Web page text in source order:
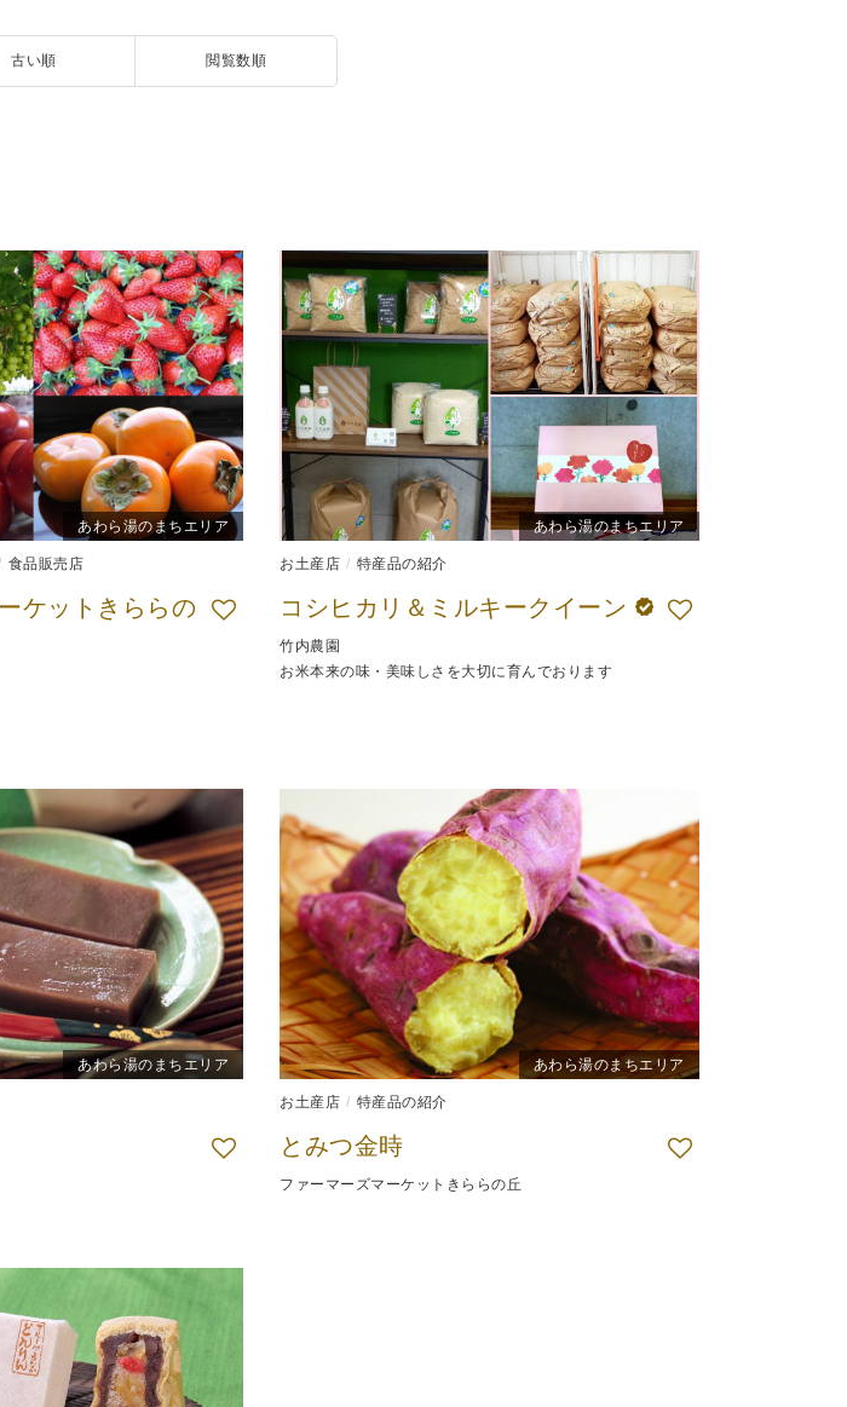
古い順 閲覧数順
あわら湯のまちエリア
食品販売店
ケットきららの
あわら湯のまちエリア
お土産店 特産品の紹介
コシヒカリ＆ミルキークイーン
竹内農園
お米本来の味・美味しさを大切に育んでおります
あわら湯のまちエリア あわら湯のまちエリア
お土産店 特産品の紹介
とみつ金時
ファーマーズマーケットきららの丘